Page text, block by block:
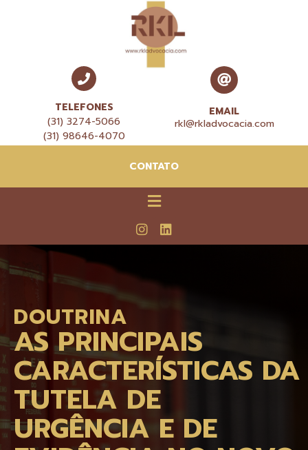
TELEFONES
(31) 3274-5066
(31) 98646-4070
EMAIL
rkl@rkladvocacia.com
CONTATO
DOUTRINA
AS PRINCIPAIS
CARACTERÍSTICAS DA
TUTELA DE
URGÊNCIA E DE